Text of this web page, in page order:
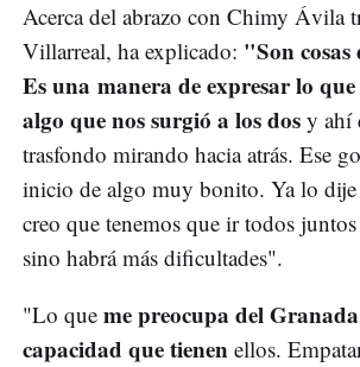
Acerca del abrazo con Chimy Ávila
Villarreal, ha explicado: "Son cosas
Es una manera de expresar lo
algo que nos surgió a los dos y ahí
trasfondo mirando hacia atrás. Ese
inicio de algo muy bonito. Ya lo dije
creo que tenemos que ir todos
sino habrá más dificultades".
"Lo que me preocupa del
capacidad que tienen ellos.